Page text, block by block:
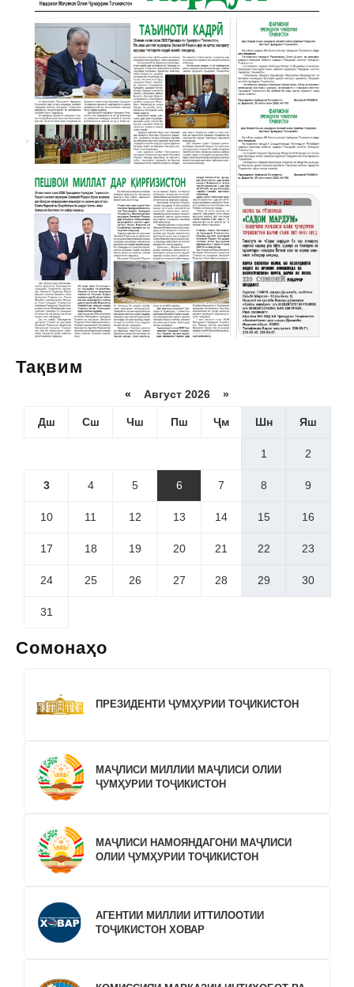
Тақвим
« Август 2026 »
Дш Сш Чш Пш Ҷм Шн Яш
1 2
3 4 5 6 7 8 9
10 11 12 13 14 15 16
17 18 19 20 21 22 23
24 25 26 27 28 29 30
31
Сомонаҳо
ПРЕЗИДЕНТИ ҶУМҲУРИИ ТОҶИКИСТОН
МАҶЛИСИ МИЛЛИИ МАҶЛИСИ ОЛИИ
ҶУМҲУРИИ ТОҶИКИСТОН
МАҶЛИСИ НАМОЯНДАГОНИ МАҶЛИСИ
ОЛИИ ҶУМҲУРИИ ТОҶИКИСТОН
АГЕНТИИ МИЛЛИИ ИТТИЛООТИИ
ТОҶИКИСТОН ХОВАР